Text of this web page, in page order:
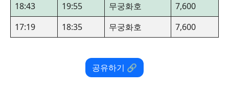
18:43
19:55 무궁화호
7,600
17:19
18:35 무궁화호 7,600
공유하기 🔗